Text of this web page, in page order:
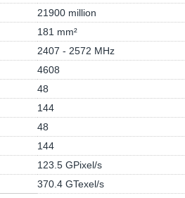
21900 million
181 mm²
2407 - 2572 MHz
4608
48
144
48
144
123.5 GPixel/s
370.4 GTexel/s